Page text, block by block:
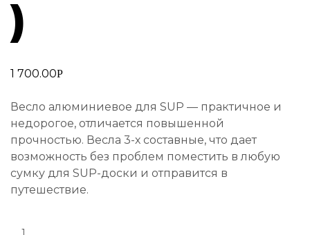
)
1 700.00Р
Весло алюминиевое для SUP — практичное и
недорогое, отличается повышенной
прочностью. Весла 3-х составные, что дает
возможность без проблем поместить в любую
сумку для SUP-доски и отправится в
путешествие.